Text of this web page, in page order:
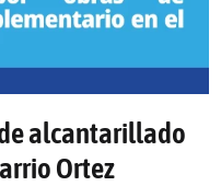
alcantarillado
Ortez